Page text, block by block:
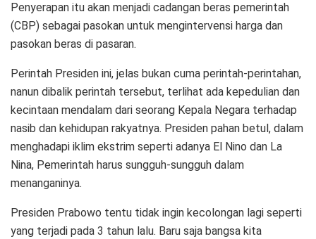
Penyerapan itu akan menjadi cadangan beras pemerintah
(CBP) sebagai pasokan untuk mengintervensi harga dan
pasokan beras di pasaran.
Perintah Presiden ini, jelas bukan cuma perintah-perintahan,
nanun dibalik perintah tersebut, terlihat ada kepedulian dan
kecintaan mendalam dari seorang Kepala Negara terhadap
nasib dan kehidupan rakyatnya. Presiden pahan betul, dalam
menghadapi iklim ekstrim seperti adanya El Nino dan La
Nina, Pemerintah harus sungguh-sungguh dalam
menanganinya.
Presiden Prabowo tentu tidak ingin kecolongan lagi seperti
yang terjadi pada 3 tahun lalu. Baru saja bangsa kita